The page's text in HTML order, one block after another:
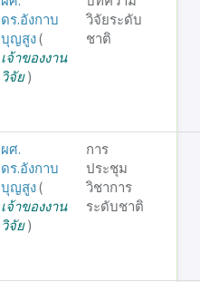
ดร.อังกาบ
บุญสูง(
เจ้าของงาน
วิจัย)
วิจัยระดับ
ชาติ
ผศ.
ดร.อังกาบ
บุญสูง(
เจ้าของงาน
วิจัย)
การ
ประชุม
วิชาการ
ระดับชาติ